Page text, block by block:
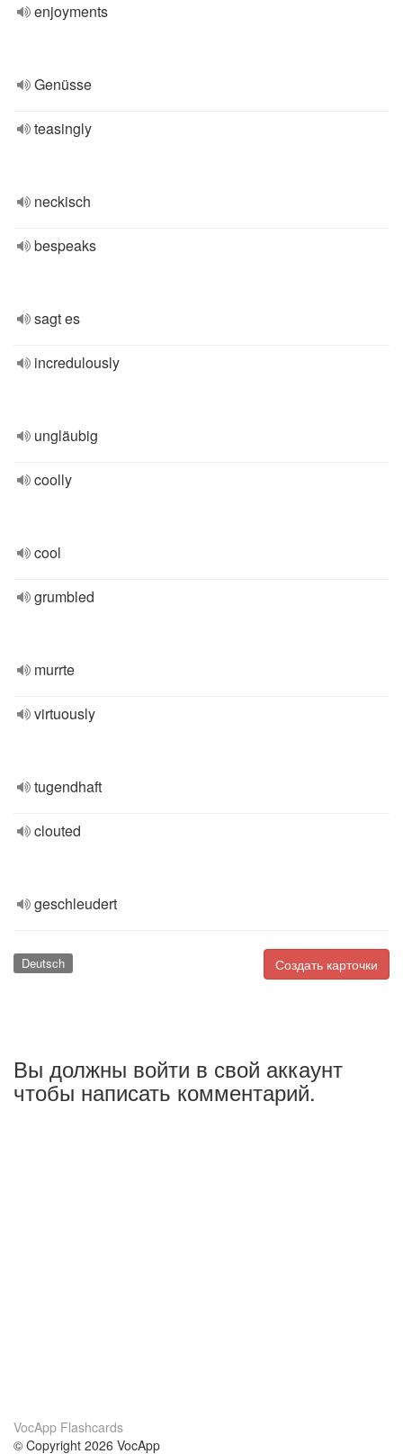
enjoyments
Genüsse
teasingly
neckisch
bespeaks
sagt es
incredulously
ungläubig
coolly
cool
grumbled
murrte
virtuously
tugendhaft
clouted
geschleudert
Создать карточки
Deutsch
Вы должны войти в свой аккаунт
чтобы написать комментарий.
VocApp Flashcards
© Copyright 2026 VocApp